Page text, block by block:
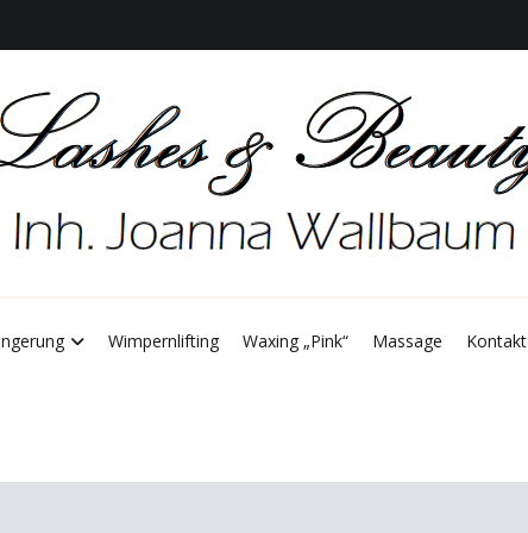
Wimpernlifting Waxing „Pink“ Massage Kontakt